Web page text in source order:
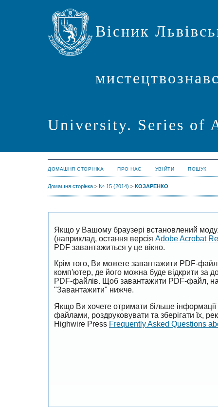
Вісник
University. Series of
ДОМАШНЯ СТОРІНКА ПРО НАС УВІЙТИ ПОШУК
Домашня сторінка > № 15 (2014) > КОЗАРЕНКО
Якщо у Вашому браузері встановлений
(наприклад, остання версія Adobe Acrobat
PDF завантажиться у це вікно.
Крім того, Ви можете завантажити PDF-
комп'ютер, де його можна буде відкрити за
PDF-файлів. Щоб завантажити PDF-файл,
"Завантажити" нижче.
Якщо Ви хочете отримати більше
файлами, роздруковувати та зберігати їх,
Highwire Press Frequently Asked Questions